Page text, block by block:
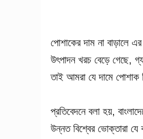
পোশাকের দাম না বাড়ালে
উৎপাদন খরচ বেড়ে গেছে,
তাই আমরা যে দামে পোশাক
প্রতিবেদনে বলা হয়,
উন্নত বিশ্বের ভোক্তারা